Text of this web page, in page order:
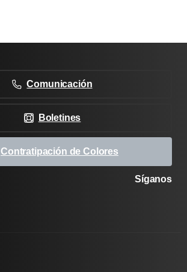
Comunicación
Boletines
Contratipación de Colores
Síganos